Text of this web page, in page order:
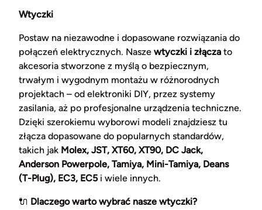
Wtyczki
Postaw na niezawodne i dopasowane rozwiązania do
połączeń elektrycznych. Nasze wtyczki i złącza to
akcesoria stworzone z myślą o bezpiecznym,
trwałym i wygodnym montażu w różnorodnych
projektach – od elektroniki DIY, przez systemy
zasilania, aż po profesjonalne urządzenia techniczne.
Dzięki szerokiemu wyborowi modeli znajdziesz tu
złącza dopasowane do popularnych standardów,
takich jak Molex, JST, XT60, XT90, DC Jack,
Anderson Powerpole, Tamiya, Mini-Tamiya, Deans
(T-Plug), EC3, EC5i wiele innych.
🔌 Dlaczego warto wybrać nasze wtyczki?